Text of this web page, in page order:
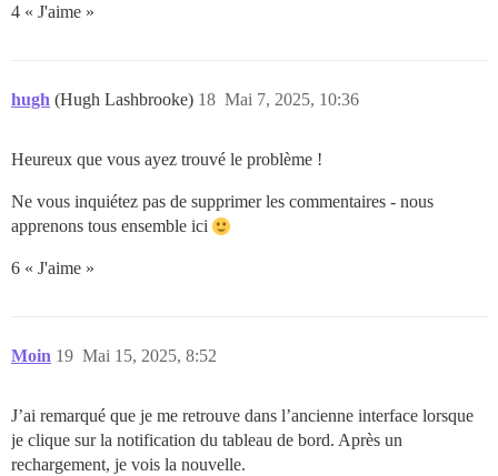
4 « J'aime »
hugh (Hugh Lashbrooke) Mai 7, 2025, 10:36
18
Heureux que vous ayez trouvé le problème !
Ne vous inquiétez pas de supprimer les commentaires - nous
apprenons tous ensemble ici
6 « J'aime »
Moin Mai 15, 2025, 8:52
19
J’ai remarqué que je me retrouve dans l’ancienne interface lorsque
je clique sur la notification du tableau de bord. Après un
rechargement, je vois la nouvelle.